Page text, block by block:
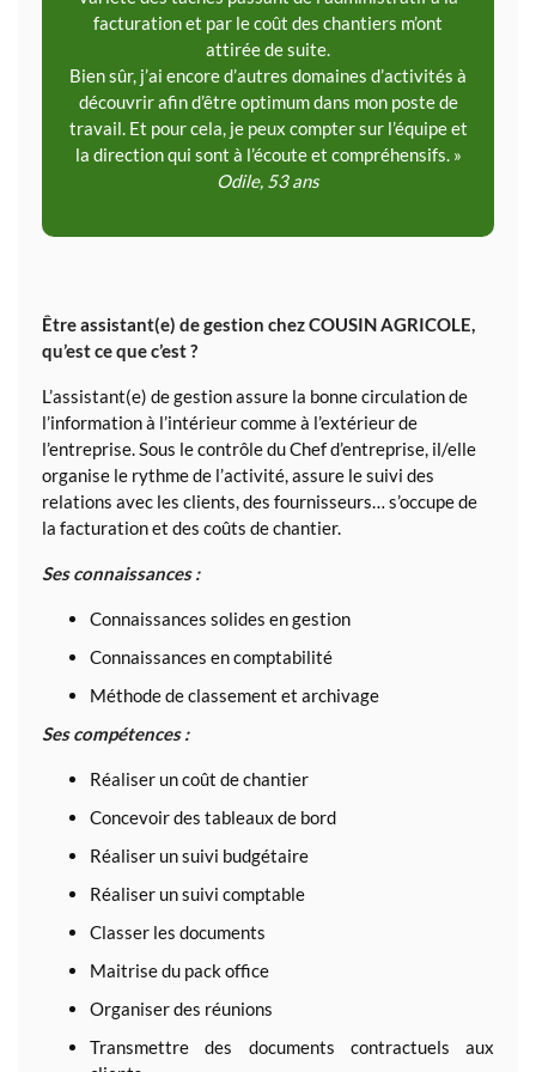
facturation et par le coût des chantiers m’ont
attirée de suite.
Bien sûr, j’ai encore d’autres domaines d’activités à
découvrir afin d’être optimum dans mon poste de
travail. Et pour cela, je peux compter sur l’équipe et
la direction qui sont à l’écoute et compréhensifs. »
Odile, 53 ans
Être assistant(e) de gestion chez COUSIN AGRICOLE,
qu’est ce que c’est ?
L’assistant(e) de gestion assure la bonne circulation de
l’information à l’intérieur comme à l’extérieur de
l’entreprise. Sous le contrôle du Chef d’entreprise, il/elle
organise le rythme de l’activité,assure le suivi des
relations avec les clients, des fournisseurs… s’occupe de
la facturation et des coûts de chantier.
Ses connaissances :
Connaissances solides en gestion
Connaissances en comptabilité
Méthode de classement et archivage
Ses compétences :
Réaliser un coût de chantier
Concevoir des tableaux de bord
Réaliser un suivi budgétaire
Réaliser un suivi comptable
Classer les documents
Maitrise du pack office
Organiser des réunions
Transmettre des documents contractuels aux